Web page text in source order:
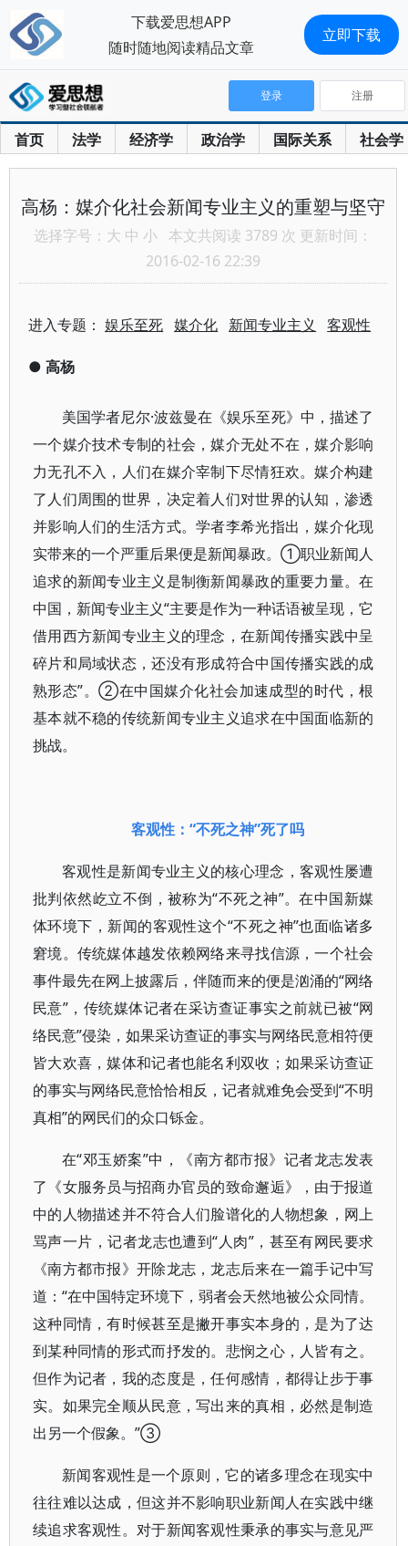
首页 法学 经济学 政治学 国际关系 社会学
登录 注册
高杨：媒介化社会新闻专业主义的重塑与坚守
选择字号： 大 中 小 本文共阅读 3789 次 更新时间：
2016-02-16 22:39
进入专题：娱乐至死 媒介化 新闻专业主义 客观性
● 高杨
美国学者尼尔·波兹曼在《娱乐至死》中，描述了
一个媒介技术专制的社会，媒介无处不在，媒介影响
力无孔不入，人们在媒介宰制下尽情狂欢。媒介构建
了人们周围的世界，决定着人们对世界的认知，渗透
并影响人们的生活方式。学者李希光指出，媒介化现
实带来的一个严重后果便是新闻暴政。①职业新闻人
追求的新闻专业主义是制衡新闻暴政的重要力量。在
中国，新闻专业主义“主要是作为一种话语被呈现，它
借用西方新闻专业主义的理念，在新闻传播实践中呈
碎片和局域状态，还没有形成符合中国传播实践的成
熟形态”。②在中国媒介化社会加速成型的时代，根
基本就不稳的传统新闻专业主义追求在中国面临新的
挑战。
客观性：“不死之神”死了吗
客观性是新闻专业主义的核心理念，客观性屡遭
批判依然屹立不倒，被称为“不死之神”。在中国新媒
体环境下，新闻的客观性这个“不死之神”也面临诸多
窘境。传统媒体越发依赖网络来寻找信源，一个社会
事件最先在网上披露后，伴随而来的便是汹涌的“网络
民意”，传统媒体记者在采访查证事实之前就已被“网
络民意”侵染，如果采访查证的事实与网络民意相符便
皆大欢喜，媒体和记者也能名利双收；如果采访查证
的事实与网络民意恰恰相反，记者就难免会受到“不明
真相”的网民们的众口铄金。
在“邓玉娇案”中，《南方都市报》记者龙志发表
了《女服务员与招商办官员的致命邂逅》，由于报道
中的人物描述并不符合人们脸谱化的人物想象，网上
骂声一片，记者龙志也遭到“人肉”，甚至有网民要求
《南方都市报》开除龙志，龙志后来在一篇手记中写
道：“在中国特定环境下，弱者会天然地被公众同情。
这种同情，有时候甚至是撇开事实本身的，是为了达
到某种同情的形式而抒发的。悲悯之心，人皆有之。
但作为记者，我的态度是，任何感情，都得让步于事
实。如果完全顺从民意，写出来的真相，必然是制造
出另一个假象。”③
新闻客观性是一个原则，它的诸多理念在现实中
往往难以达成，但这并不影响职业新闻人在实践中继
续追求客观性。对于新闻客观性秉承的事实与意见严
下载爱思想APP
随时随地阅读精品文章
立即下载